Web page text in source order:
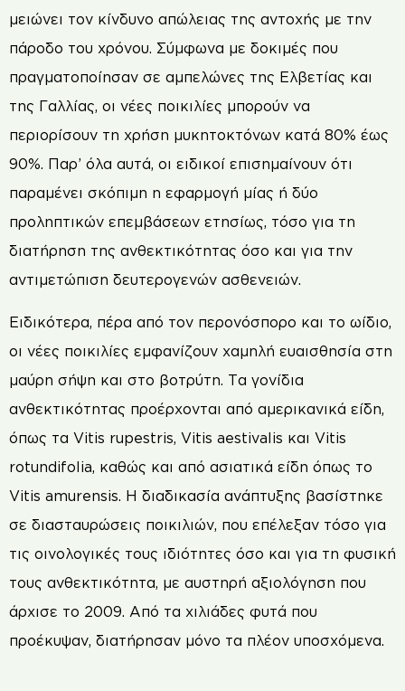
μειώνει τον κίνδυνο απώλειας της αντοχής με την
πάροδο του χρόνου. Σύμφωνα με δοκιμές που
πραγματοποίησαν σε αμπελώνες της Ελβετίας και
της Γαλλίας, οι νέες ποικιλίες μπορούν να
περιορίσουν τη χρήση μυκητοκτόνων κατά 80% έως
90%. Παρ’ όλα αυτά, οι ειδικοί επισημαίνουν ότι
παραμένει σκόπιμη η εφαρμογή μίας ή δύο
προληπτικών επεμβάσεων ετησίως, τόσο για τη
διατήρηση της ανθεκτικότητας όσο και για την
αντιμετώπιση δευτερογενών ασθενειών.
Ειδικότερα, πέρα από τον περονόσπορο και το ωίδιο,
οι νέες ποικιλίες εμφανίζουν χαμηλή ευαισθησία στη
μαύρη σήψη και στο βοτρύτη. Τα γονίδια
ανθεκτικότητας προέρχονται από αμερικανικά είδη,
όπως τα Vitis rupestris, Vitis aestivalis και Vitis
rotundifolia, καθώς και από ασιατικά είδη όπως το
Vitis amurensis. Η διαδικασία ανάπτυξης βασίστηκε
σε διασταυρώσεις ποικιλιών, που επέλεξαν τόσο για
τις οινολογικές τους ιδιότητες όσο και για τη φυσική
τους ανθεκτικότητα, με αυστηρή αξιολόγηση που
άρχισε το 2009. Από τα χιλιάδες φυτά που
προέκυψαν, διατήρησαν μόνο τα πλέον υποσχόμενα.